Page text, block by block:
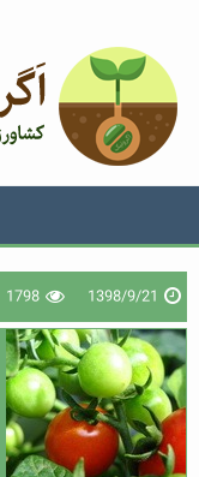
1398/9/21
1798